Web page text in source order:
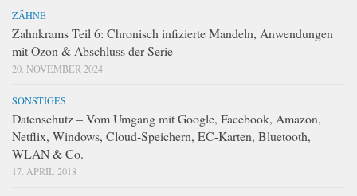
ZÄHNE
Zahnkrams Teil 6: Chronisch infizierte Mandeln, Anwendungen
mit Ozon & Abschluss der Serie
20. NOVEMBER 2024
SONSTIGES
Datenschutz – Vom Umgang mit Google, Facebook, Amazon,
Netflix, Windows, Cloud-Speichern, EC-Karten, Bluetooth,
WLAN & Co.
17. APRIL 2018